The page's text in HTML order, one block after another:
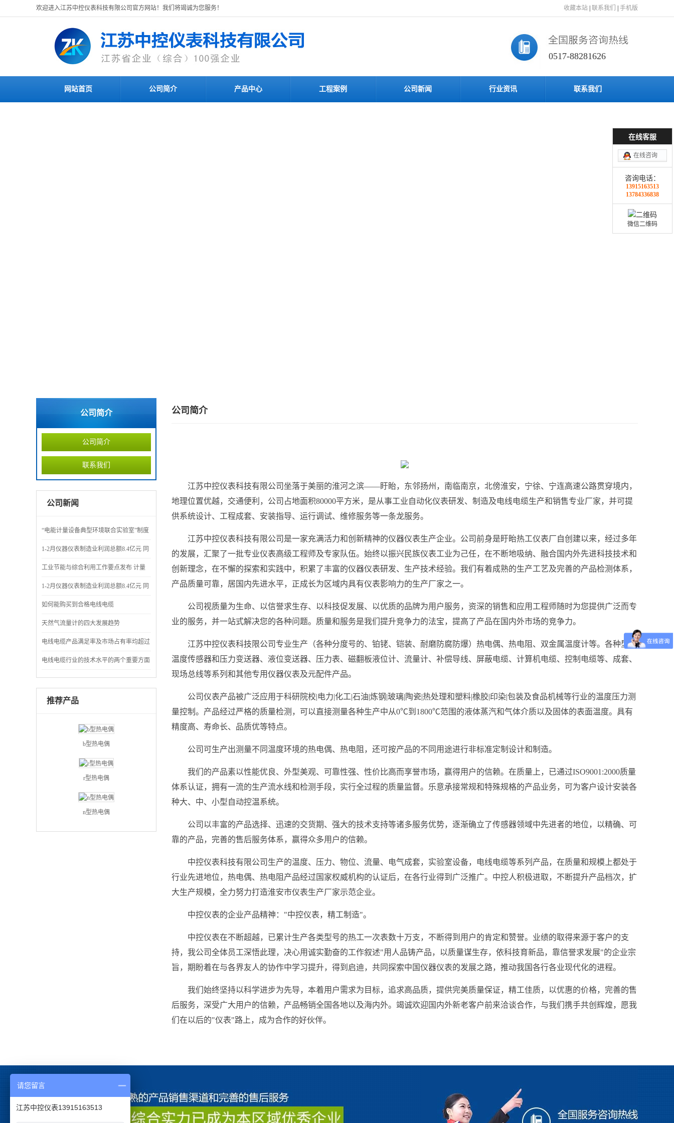
欢迎进入江苏中控仪表科技有限公司官方网站！我们将竭诚为您服务！ 收藏本站 联系我们 手机版
0517-88281626
网站首页 公司简介 产品中心 工程案例 公司新闻 行业资讯 联系我们
公司简介
公司简介
联系我们
公司新闻
“电能计量设备典型环境联合实验室”制度
评审会召开
1-2月仪器仪表制造业利润总额8.4亿元 同
比下降71.7%
工业节能与综合利用工作要点发布 计量
仪表成节能“先锋”
1-2月仪器仪表制造业利润总额8.4亿元 同
比下降71.7%
如何能购买到合格电线电缆
天然气流量计的四大发展趋势
电线电缆产品满足率及市场占有率均超过
90%
电线电缆行业的技术水平的两个重要方面
推荐产品
b型热电偶
r型热电偶
n型热电偶
公司简介
江苏中控仪表科技有限公司坐落于美丽的淮河之滨——盱眙，东邻扬州，南临南京，北傍淮安，宁徐、宁连高速公路贯穿境内，
地理位置优越，交通便利，公司占地面积80000平方米，是从事工业自动化仪表研发、制造及电线电缆生产和销售专业厂家，并可提
供系统设计、工程成套、安装指导、运行调试、维修服务等一条龙服务。
江苏中控仪表科技有限公司是一家充满活力和创新精神的仪器仪表生产企业。公司前身是盱眙热工仪表厂自创建以来，经过多年
的发展，汇聚了一批专业仪表高级工程师及专家队伍。始终以振兴民族仪表工业为己任，在不断地吸纳、融合国内外先进科技技术和
创新理念，在不懈的探索和实践中，积累了丰富的仪器仪表研发、生产技术经验。我们有着成熟的生产工艺及完善的产品检测体系，
产品质量可靠，居国内先进水平，正成长为区域内具有仪表影响力的生产厂家之一。
公司视质量为生命、以信誉求生存、以科技促发展、以优质的品牌为用户服务，资深的销售和应用工程师随时为您提供广泛而专
业的服务，并一站式解决您的各种问题。质量和服务是我们提升竞争力的法宝，提高了产品在国内外市场的竞争力。
江苏中控仪表科技限公司专业生产（各种分度号的、铂铑、铠装、耐磨防腐防爆）热电偶、热电阻、双金属温度计等。各种型号
温度传感器和压力变送器、液位变送器、压力表、磁翻板液位计、流量计、补偿导线、屏蔽电缆、计算机电缆、控制电缆等、成套、
现场总线等系列和其他专用仪器仪表及元配件产品。
公司仪表产品被广泛应用于科研院校|电力|化工|石油|炼钢|玻璃|陶瓷|热处理和塑料|橡胶|印染|包装及食品机械等行业的温度压力测
量控制。产品经过严格的质量检测，可以直接测量各种生产中从0℃到1800℃范围的液体蒸汽和气体介质以及固体的表面温度。具有
精度高、寿命长、品质优等特点。
公司可生产出测量不同温度环境的热电偶、热电阻，还可按产品的不同用途进行非标准定制设计和制造。
我们的产品素以性能优良、外型美观、可靠性强、性价比高而享誉市场，赢得用户的信赖。在质量上，已通过ISO9001:2000质量
体系认证，拥有一流的生产流水线和检测手段，实行全过程的质量监督。乐意承接常规和特殊规格的产品业务，可为客户设计安装各
种大、中、小型自动控温系统。
公司以丰富的产品选择、迅速的交货期、强大的技术支持等诸多服务优势，逐渐确立了传感器领域中先进者的地位，以精确、可
靠的产品，完善的售后服务体系，赢得众多用户的信赖。
中控仪表科技有限公司生产的温度、压力、物位、流量、电气成套，实验室设备，电线电缆等系列产品，在质量和规模上都处于
行业先进地位，热电偶、热电阻产品经过国家权威机构的认证后，在各行业得到广泛推广。中控人积极进取，不断提升产品档次，扩
大生产规模，全力努力打造淮安市仪表生产厂家示范企业。
中控仪表的企业产品精神："中控仪表，精工制造"。
中控仪表在不断超越，已累计生产各类型号的热工一次表数十万支，不断得到用户的肯定和赞誉。业绩的取得来源于客户的支
持，我公司全体员工深悟此理，决心用诚实勤奋的工作叙述"用人品铸产品，以质量谋生存，依科技育新品，靠信誉求发展"的企业宗
旨，期盼着在与各界友人的协作中学习提升，得到启迪，共同探索中国仪器仪表的发展之路，推动我国各行各业现代化的进程。
我们始终坚持以科学进步为先导，本着用户需求为目标，追求高品质，提供完美质量保证，精工佳质，以优惠的价格，完善的售
后服务，深受广大用户的信赖，产品畅销全国各地以及海内外。竭诚欢迎国内外新老客户前来洽谈合作，与我们携手共创辉煌，愿我
们在以后的"仪表"路上，成为合作的好伙伴。
在线客服
在线咨询
咨询电话：
13915163513
13784336838
微信二维码
请您留言
江苏中控仪表13915163513